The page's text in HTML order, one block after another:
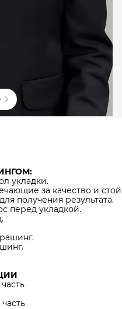
40 000 ₽
укладки.
за качество и
получения результата.
перед укладкой.